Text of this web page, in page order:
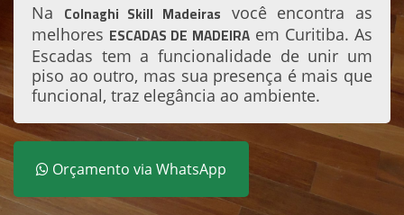
Na Colnaghi Skill Madeiras você encontra as
melhores ESCADAS DE MADEIRAem Curitiba. As
Escadas tem a funcionalidade de unir um
piso ao outro, mas sua presença é mais que
funcional, traz elegância ao ambiente.
Orçamento via WhatsApp